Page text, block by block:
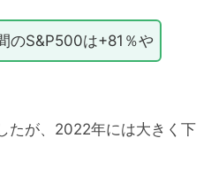
のS&P500は+81％や
たが、2022年には大きく下